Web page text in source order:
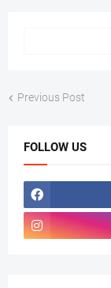
Previous Post
FOLLOW US